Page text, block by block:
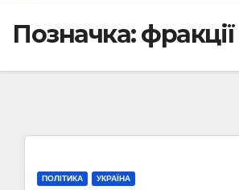
Позначка:фракції
ПОЛІТИКА УКРАЇНА